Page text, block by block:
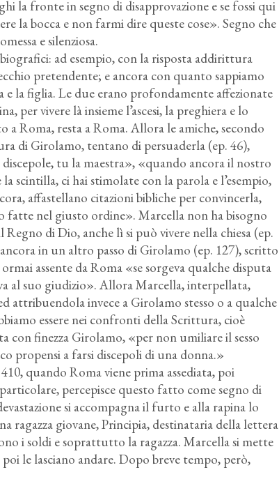
la fronte in segno di disapprovazione e se fossi qui
la bocca e non farmi dire queste cose». Segno che
e silenziosa.
ad esempio, con la risposta addirittura
pretendente; e ancora con quanto sappiamo
e la figlia. Le due erano profondamente affezionate
per vivere là insieme l’ascesi, la preghiera e lo
Roma, resta a Roma. Allora le amiche, secondo
di Girolamo, tentano di persuaderla (ep. 46),
tu la maestra», «quando ancora il nostro
scintilla, ci hai stimolate con la parola e l’esempio,
affastellano citazioni bibliche per convincerla,
fatte nel giusto ordine». Marcella non ha bisogno
Regno di Dio, anche lì si può vivere nella chiesa (ep.
in un altro passo di Girolamo (ep. 127), scritto
assente da Roma «se sorgeva qualche disputa
al suo giudizio». Allora Marcella, interpellata,
attribuendola invece a Girolamo stesso o a qualche
essere nei confronti della Scrittura, cioè
con finezza Girolamo, «per non umiliare il sesso
propensi a farsi discepoli di una donna.»
quando Roma viene prima assediata, poi
percepisce questo fatto come segno di
si accompagna il furto e alla rapina lo
ragazza giovane, Principia, destinataria della lettera
i soldi e soprattutto la ragazza. Marcella si mette
le lasciano andare. Dopo breve tempo, però,